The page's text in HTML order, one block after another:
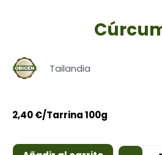
Tailandia
2,40€/Tarrina 100g